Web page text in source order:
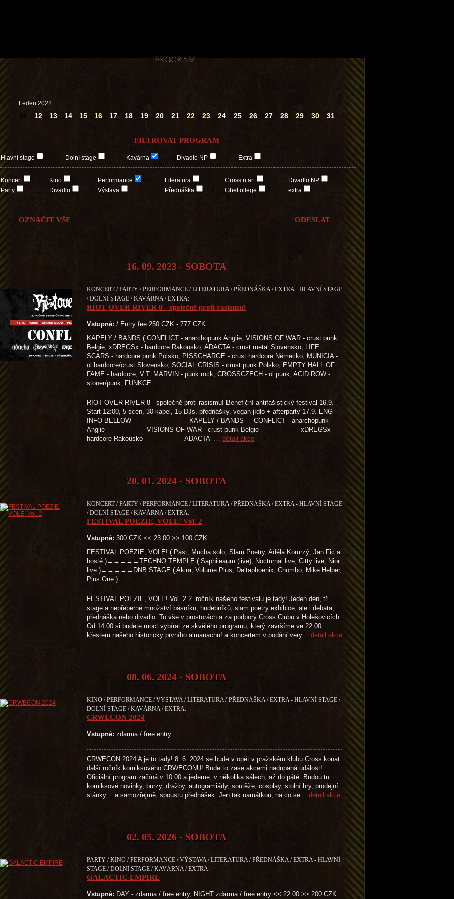
PROGRAM
Leden 2022
11 12 13 14 15 16 17 18 19 20 21 22 23 24 25 26 27 28 29 30 31
FILTROVAT PROGRAM
Hlavní stage Dolní stage Kavárna Divadlo NP Extra
Koncert
Party
Kino
Divadlo
Performance
Výstava
Literatura
Přednáška
Cross’n’art
Ghettollege
Divadlo NP
extra
OZNAČIT VŠE
16. 09. 2023 - SOBOTA
KONCERT / PARTY / PERFORMANCE / LITERATURA / PŘEDNÁŠKA / EXTRA - HLAVNÍ STAGE
/ DOLNÍ STAGE / KAVÁRNA / EXTRA:
RIOT OVER RIVER 8 - společně proti rasismu!
Vstupné: / Entry fee 250 CZK - 777 CZK
KAPELY / BANDS ( CONFLICT - anarchopunk Anglie, VISIONS OF WAR - crust punk
Belgie, xDREGSx - hardcore Rakousko, ADACTA - crust metal Slovensko, LIFE
SCARS - hardcore punk Polsko, PISSCHARGE - crust hardcore Německo, MUNICIA -
oi hardcore/crust Slovensko, SOCIAL CRISIS - crust punk Polsko, EMPTY HALL OF
FAME - hardcore, V.T. MARVIN - punk rock, CROSSCZECH - oi punk, ACID ROW -
stoner/punk, FUNKCE…
RIOT OVER RIVER 8 - společně proti rasismu! Benefiční antifašistický festival 16.9.
Start 12:00, 5 scén, 30 kapel, 15 DJs, přednášky, vegan jídlo + afterparty 17.9. ENG
INFO BELLOW KAPELY / BANDS CONFLICT - anarchopunk
Anglie VISIONS OF WAR - crust punk Belgie xDREGSx -
hardcore Rakousko ADACTA -… detail akce
20. 01. 2024 - SOBOTA
KONCERT / PARTY / PERFORMANCE / LITERATURA / PŘEDNÁŠKA / EXTRA - HLAVNÍ STAGE
/ DOLNÍ STAGE / KAVÁRNA / EXTRA:
FESTIVAL POEZIE, VOLE! Vol. 2
Vstupné: 300 CZK << 23:00 >> 100 CZK
FESTIVAL POEZIE, VOLE! ( Past, Mucha solo, Slam Poetry, Adéla Komrzý, Jan Fic a
hosté )→→→→→TECHNO TEMPLE ( Saphileaum (live), Nocturnal live, Citty live, Nior
live )→→→→→DNB STAGE ( Akira, Volume Plus, Deltaphoenix, Chombo, Mike Helper,
Plus One )
FESTIVAL POEZIE, VOLE! Vol. 2 2. ročník našeho festivalu je tady! Jeden den, tři
stage a nepřeberné množství básníků, hudebníků, slam poetry exhibice, ale i debata,
přednáška nebo divadlo. To vše v prostorách a za podpory Cross Clubu v Holešovicích.
Od 14:00 si budete moct vybírat ze skvělého programu, který završíme ve 22:00
křestem našeho historicky prvního almanachu! a koncertem v podání very… detail akce
08. 06. 2024 - SOBOTA
KINO / PERFORMANCE / VÝSTAVA / LITERATURA / PŘEDNÁŠKA / EXTRA - HLAVNÍ STAGE /
DOLNÍ STAGE / KAVÁRNA / EXTRA:
CRWECON 2024
Vstupné: zdarma / free entry
CRWECON 2024 A je to tady! 8. 6. 2024 se bude v opět v pražském klubu Cross konat
další ročník komiksového CRWECONU! Bude to zase akcemi nadupaná událost!
Oficiální program začíná v 10.00 a jedeme, v několika sálech, až do páté. Budou tu
komiksové novinky, burzy, dražby, autogramiády, soutěže, cosplay, stolní hry, prodejní
stánky… a samozřejmě, spoustu přednášek. Jen tak namátkou, na co se… detail akce
02. 05. 2026 - SOBOTA
PARTY / KINO / PERFORMANCE / VÝSTAVA / LITERATURA / PŘEDNÁŠKA / EXTRA - HLAVNÍ
STAGE / DOLNÍ STAGE / KAVÁRNA / EXTRA:
GALACTIC EMPIRE
Vstupné: DAY - zdarma / free entry, NIGHT zdarma / free entry << 22:00 >> 200 CZK